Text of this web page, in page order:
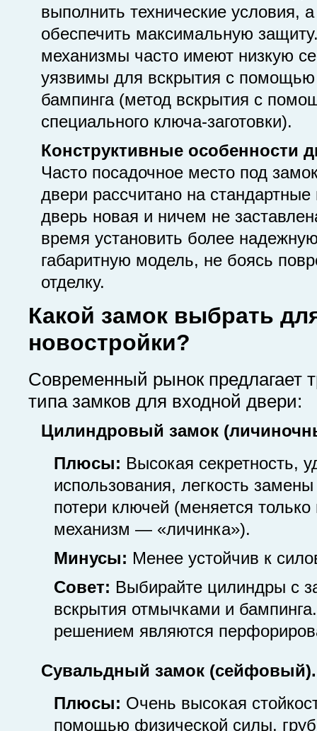
выполнить технические условия,
обеспечить максимальную
механизмы часто имеют низкую
уязвимы для вскрытия с
бампинга (метод вскрытия с
специального ключа-заготовки).
Конструктивные особенности
Часто посадочное место под
двери рассчитано на
дверь новая и ничем не
время установить более
габаритную модель, не боясь
отделку.
Какой замок выбрать
новостройки?
Современный рынок предлагает
типа замков для входной двери:
Цилиндровый замок
Плюсы: Высокая секретность,
использования, легкость
потери ключей (меняется
механизм — «личинка»).
Минусы: Менее устойчив к
Совет: Выбирайте цилиндры с
вскрытия отмычками и
решением являются
Сувальдный замок (сейфовый).
Плюсы: Очень высокая
помощью физической силы,